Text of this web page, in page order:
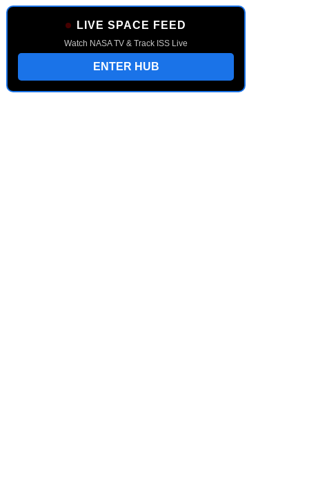
LIVE SPACE FEED
Watch NASA TV & Track ISS Live
ENTER HUB